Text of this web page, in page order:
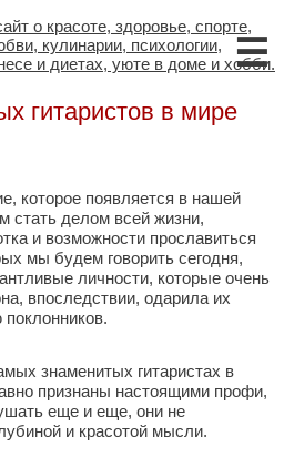
☰
гитаристов в мире
которое появляется в нашей
стать делом всей жизни,
и возможности прославиться
мы будем говорить сегодня,
личности, которые очень
впоследствии, одарила их
знаменитых гитаристах в
признаны настоящими профи,
еще и еще, они не
и красотой мысли.